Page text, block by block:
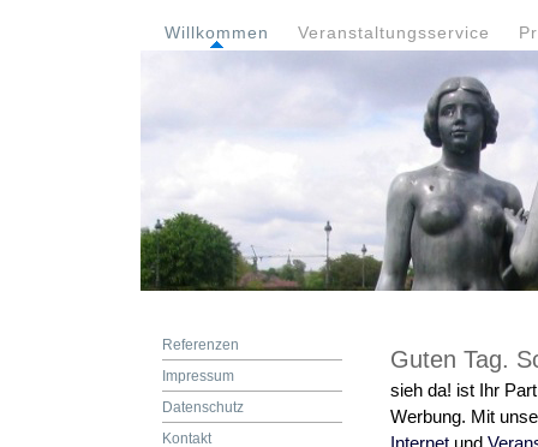
Willkommen Veranstaltungsservice
Referenzen
Impressum
Datenschutz
Kontakt
Guten Tag.
sieh da! ist Ihr
Werbung. Mit
Internet und